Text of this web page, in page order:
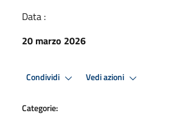
Data :
20 marzo 2026
Condividi Vedi azioni
Categorie: